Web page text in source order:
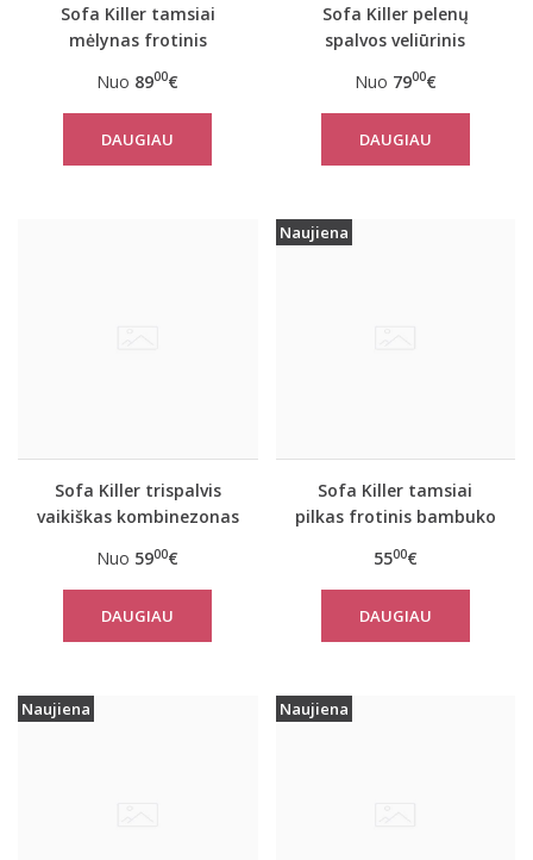
Sofa Killer tamsiai
mėlynas frotinis
kombinezonas
Nuo 8900€
DAUGIAU
Sofa Killer pelenų
spalvos veliūrinis
Nuo 7900€
DAUGIAU
Sofa Killer trispalvis
vaikiškas kombinezonas
Nuo 5900€
DAUGIAU
Naujiena
Sofa Killer tamsiai
pilkas frotinis bambuko
5500€
DAUGIAU
Naujiena Naujiena